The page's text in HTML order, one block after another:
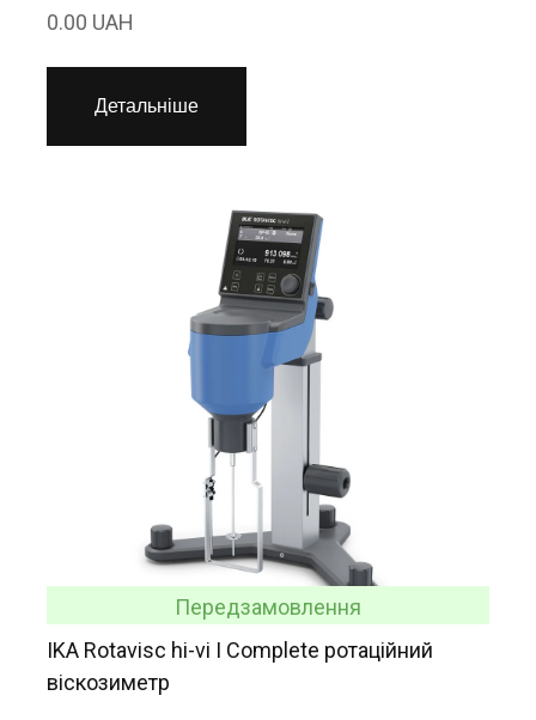
0.00 UAH
Детальніше
Передзамовлення
IKA Rotavisc hi-vi I Complete ротаційний
віскозиметр